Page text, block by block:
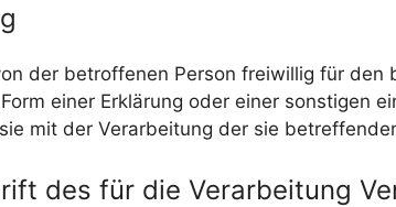
der betroffenen Person freiwillig für
einer Erklärung oder einer sonstigen
mit der Verarbeitung der sie
des für die Verarbeitung